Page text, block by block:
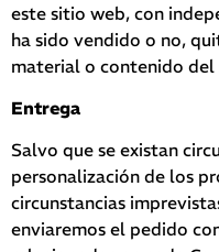
este sitio web, con
ha sido vendido o no,
material o contenido
Entrega
Salvo que se existan
personalización de los
circunstancias
enviaremos el pedido